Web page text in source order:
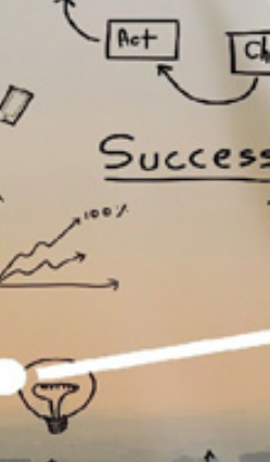
برند
ها
ها
با
ما